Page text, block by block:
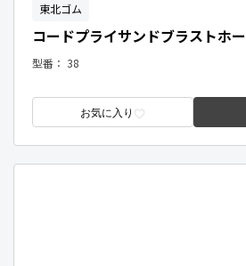
東北ゴム
コードプライサンドブラストホ
型番： 38
お気に入り